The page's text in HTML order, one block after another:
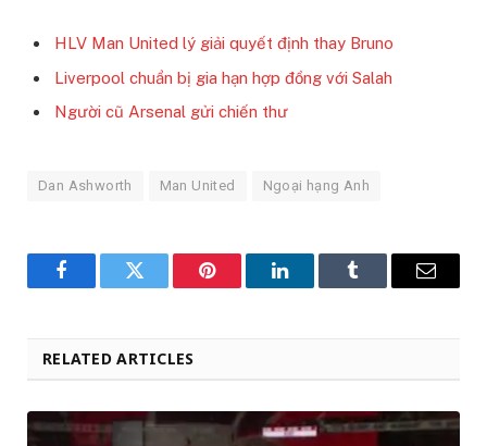
HLV Man United lý giải quyết định thay Bruno
Liverpool chuẩn bị gia hạn hợp đồng với Salah
Người cũ Arsenal gửi chiến thư
Dan Ashworth Man United Ngoại hạng Anh
FacebookTwitter Pinterest LinkedInTumblr Email
RELATED ARTICLES